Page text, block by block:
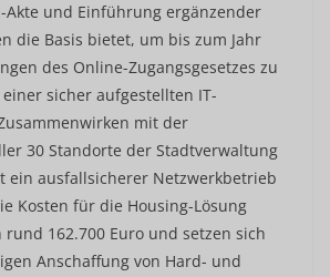
Akte und Einführung ergänzender
die Basis bietet, um bis zum Jahr
des Online-Zugangsgesetzes zu
sicher aufgestellten IT-
mit der
30 Standorte der Stadtverwaltung
ein ausfallsicherer Netzwerkbetrieb
Kosten für die Housing-Lösung
162.700 Euro und setzen sich
Anschaffung von Hard- und